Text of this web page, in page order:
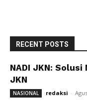
RECENT POSTS
NADI JKN:
JKN
NASIONAL redaksi -